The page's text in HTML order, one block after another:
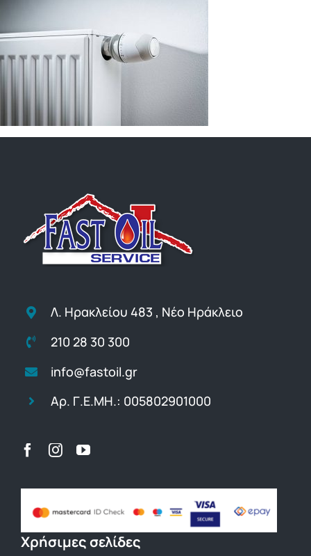
Λ. Ηρακλείου 483 , Νέο Ηράκλειο
210 28 30 300
info@fastoil.gr
Αρ. Γ.Ε.ΜΗ.: 005802901000
Χρήσιμες σελίδες